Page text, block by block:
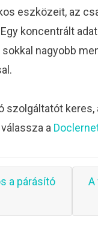
eszközeit, az
koncentrált
nagyobb
szolgáltatót
a
a párásító
A